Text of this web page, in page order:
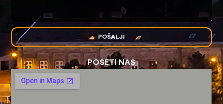
POŠALJI
POSETI NAS